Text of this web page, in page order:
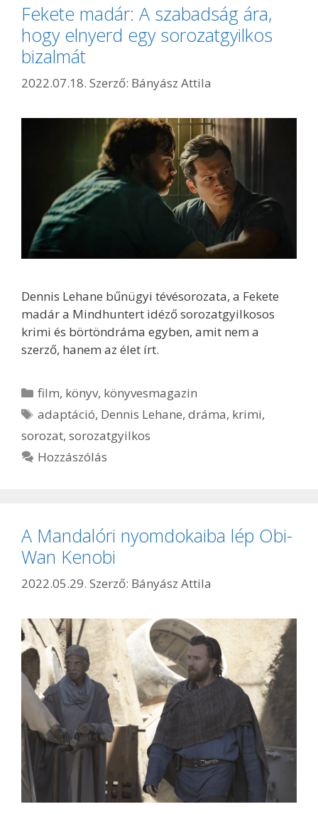
Fekete madár: A szabadság ára,
hogy elnyerd egy sorozatgyilkos
bizalmát
2022.07.18. Szerző: Bányász Attila
Dennis Lehane bűnügyi tévésorozata, a Fekete
madár a Mindhuntert idéző sorozatgyilkosos
krimi és börtöndráma egyben, amit nem a
szerző, hanem az élet írt.
Kategória
film, könyv, könyvesmagazin
Címkék
adaptáció, Dennis Lehane,dráma, krimi,
sorozat, sorozatgyilkos
Hozzászólás
A Mandalóri nyomdokaiba lép Obi-
Wan Kenobi
2022.05.29. Szerző: Bányász Attila